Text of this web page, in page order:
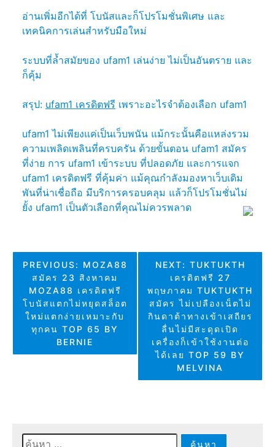
อ่านเพิ่มอีกได้ที่ โบนัสและก็โปรโมชั่นพิเศษ และ
เทคนิคการเล่นสำหรับมือใหม่
ระบบที่ล้ำสมัยของ ufam1 เล่นง่าย ไม่เป็นอันตราย และ
ก็คุ้ม
สรุป: ufam1 เครดิตฟรี เพราะอะไรจำต้องเลือก ufam1
ufam1 ไม่เพียงแค่เป็นเว็บพนัน แม้กระนั้นคือแหล่งรวม
ความเพลิดเพลินที่ครบครัน ด้วยขั้นตอน ufam1 สมัคร
ที่ง่าย การ ufam1 เข้าระบบ ที่ปลอดภัย และการแจก
ufam1 เครดิตฟรี ที่คุ้มค่า แม้คุณกำลังมองหาเว็บเดิม
พันที่น่าเชื่อถือ มีบริการครอบคลุม แล้วก็โปรโมชั่นไม่
ยั้ง ufam1 เป็นตัวเลือกที่คุณไม่ควรพลาด
แนะแนว
เรื่อง
PREVIOUS: MOZA88
สมัคร 23 สิงหาคม
MOZA88 เครดิตฟรี
โบนัสแตกไม่หยุดสล็อต
ใหม่แตกง่ายเหมาะกับ
ทุกคน TOP 65 BY
BERNIE
NEXT: TUKTUKTH
เครดิตฟรี 27
พฤษภาคม TUKTUKTH
สมัคร ไม่เปลืองเน็ตไม่
กินดาต้าทางเข้าเสถียร
ลื่นไม่มีสะดุดเปิด
เครื่องก็เข้าใช้งานต่อ
ได้เลย TOP 59 BY
MELVINA
ค้นหา